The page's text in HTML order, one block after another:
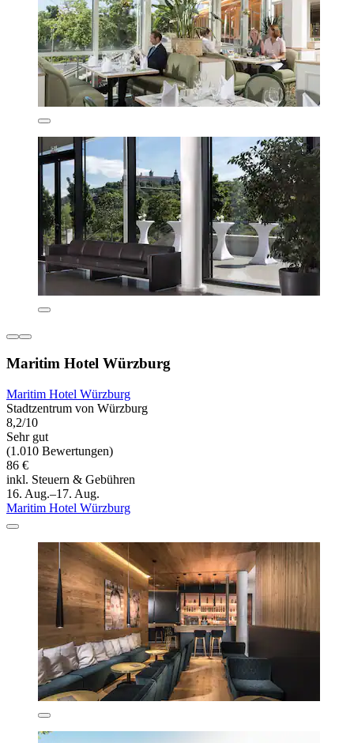
Maritim Hotel Würzburg
Maritim Hotel Würzburg
Stadtzentrum von Würzburg
8,2/10
Sehr gut
(1.010 Bewertungen)
86 €
inkl. Steuern & Gebühren
16. Aug.–17. Aug.
Maritim Hotel Würzburg